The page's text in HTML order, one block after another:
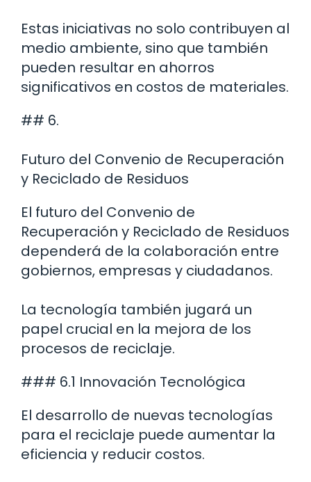
Estas iniciativas no solo contribuyen al
medio ambiente, sino que también
pueden resultar en ahorros
significativos en costos de materiales.
## 6.
Futuro del Convenio de Recuperación
y Reciclado de Residuos
El futuro del Convenio de
Recuperación y Reciclado de Residuos
dependerá de la colaboración entre
gobiernos, empresas y ciudadanos.
La tecnología también jugará un
papel crucial en la mejora de los
procesos de reciclaje.
### 6.1 Innovación Tecnológica
El desarrollo de nuevas tecnologías
para el reciclaje puede aumentar la
eficiencia y reducir costos.